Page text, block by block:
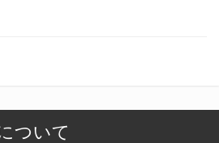
ついて